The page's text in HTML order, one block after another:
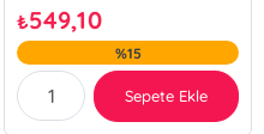
₺549,10
%15
Sepete Ekle